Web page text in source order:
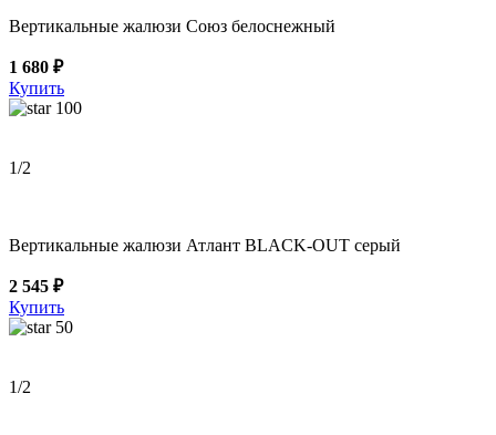
Вертикальные жалюзи Союз белоснежный
1 680 ₽
Купить
100
1/2
Вертикальные жалюзи Атлант BLACK-OUT серый
2 545 ₽
Купить
50
1/2